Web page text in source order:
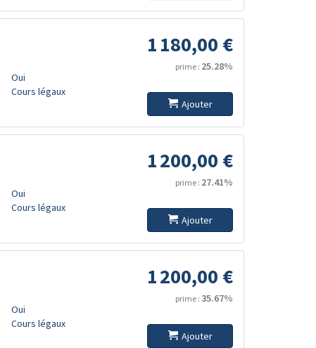
Oui
Cours légaux
1 180,00 €
prime : 25.28%
Ajouter
Oui
Cours légaux
1 200,00 €
prime : 27.41%
Ajouter
Oui
Cours légaux
1 200,00 €
prime : 35.67%
Ajouter